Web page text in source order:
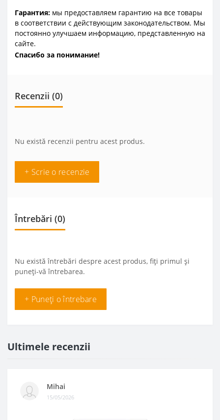
Гарантия: мы предоставляем гарантию на все товары
в соответствии с действующим законодательством. Мы
постоянно улучшаем информацию, представленную на
сайте.
Спасибо за понимание!
Recenzii (0)
Nu există recenzii pentru acest produs.
+ Scrie o recenzie
Întrebări (0)
Nu există întrebări despre acest produs, fiți primul și
puneți-vă întrebarea.
+ Puneți o întrebare
Ultimele recenzii
Mihai
15/05/2026